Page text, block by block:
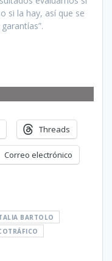
si la hay, así que se
Threads
Correo electrónico
BARTOLO